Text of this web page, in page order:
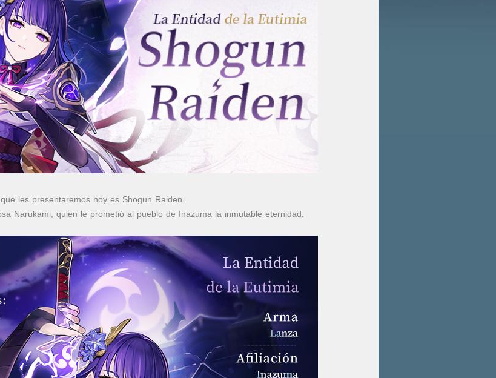
les presentaremos hoy es Shogun Raiden.
Narukami, quien le prometió al pueblo de Inazuma la inmutable eternidad.